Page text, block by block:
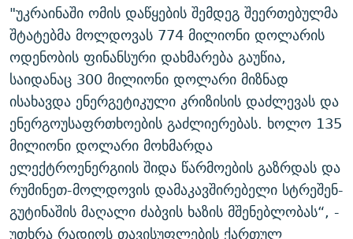
"უკრაინაში ომის დაწყების შემდეგ შეერთებულმა
შტატებმა მოლდოვას 774 მილიონი დოლარის
ოდენობის ფინანსური დახმარება გაუწია,
საიდანაც 300 მილიონი დოლარი მიზნად
ისახავდა ენერგეტიკული კრიზისის დაძლევას და
ენერგოუსაფრთხოების გაძლიერებას. ხოლო 135
მილიონი დოლარი მოხმარდა
ელექტროენერგიის შიდა წარმოების გაზრდას და
რუმინეთ-მოლდოვის დამაკავშირებელი სტრეშენ-
გუტინაშის მაღალი ძაბვის ხაზის მშენებლობას“, -
უთხრა რადიოს თავისუფლების ქართულ